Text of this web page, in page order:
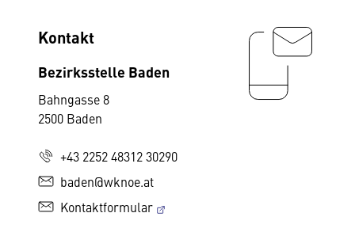
Kontakt
Bezirksstelle Baden
Bahngasse 8
2500 Baden
+43 2252 48312 30290
baden@wknoe.at
Kontaktformular